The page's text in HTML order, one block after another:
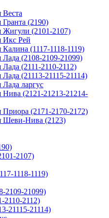
Веста
Гранта (2190)
Жигули (2101-2107)
Икс Рей
Калина (1117-1118-1119)
Лада (2108-2109-21099)
Лада (2111-2110-2112)
(21113-21115-21114)
Лада ларгус
Нива (2121-21213-21214-
Приора (2171-2170-2172)
Шеви-Нива (2123)
2107)
1118-1119)
2109-21099)
2110-2112)
21115-21114)